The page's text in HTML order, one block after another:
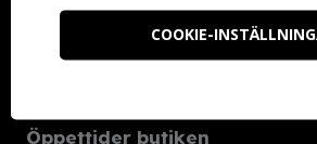
247 70 Genarp
Telefon (butiken): 040-48 25 74
Öppettider butiken
COOKIE-